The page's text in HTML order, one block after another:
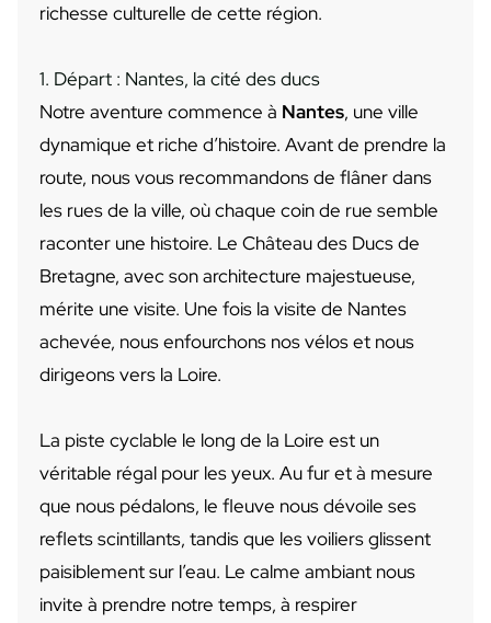
richesse culturelle de cette région.
1. Départ : Nantes, la cité des ducs
Notre aventure commence à Nantes, une ville
dynamique et riche d’histoire. Avant de prendre la
route, nous vous recommandons de flâner dans
les rues de la ville, où chaque coin de rue semble
raconter une histoire. Le Château des Ducs de
Bretagne, avec son architecture majestueuse,
mérite une visite. Une fois la visite de Nantes
achevée, nous enfourchons nos vélos et nous
dirigeons vers la Loire.
La piste cyclable le long de la Loire est un
véritable régal pour les yeux. Au fur et à mesure
que nous pédalons, le fleuve nous dévoile ses
reflets scintillants, tandis que les voiliers glissent
paisiblement sur l’eau. Le calme ambiant nous
invite à prendre notre temps, à respirer